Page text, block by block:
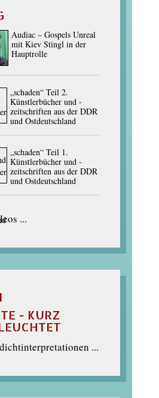
Audiac – Gospels Unreal
mit Kiev Stingl in der
Hauptrolle
„schaden“ Teil 2.
Künstlerbücher und -
zeitschriften aus der DDR
und Ostdeutschland
„schaden“ Teil 1.
Künstlerbücher und -
zeitschriften aus der DDR
und Ostdeutschland
...
- KURZ
...